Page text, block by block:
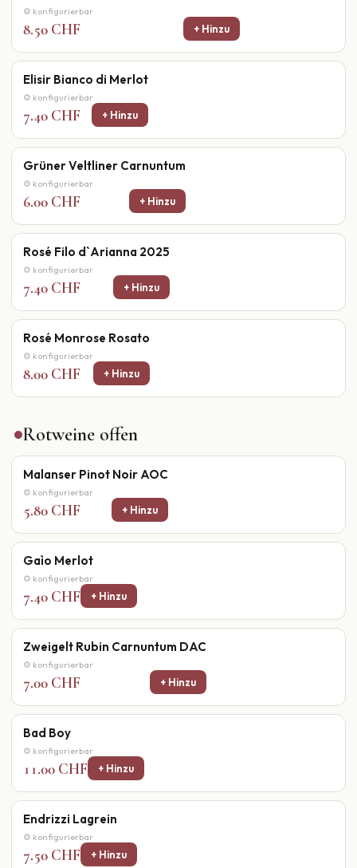
⚙ konfigurierbar
8.50 CHF + Hinzu
Elisir Bianco di Merlot
⚙ konfigurierbar
7.40 CHF + Hinzu
Grüner Veltliner Carnuntum
⚙ konfigurierbar
6.00 CHF + Hinzu
Rosé Filo d`Arianna 2025
⚙ konfigurierbar
7.40 CHF + Hinzu
Rosé Monrose Rosato
⚙ konfigurierbar
8.00 CHF + Hinzu
Rotweine offen
Malanser Pinot Noir AOC
⚙ konfigurierbar
5.80 CHF + Hinzu
Gaìo Merlot
⚙ konfigurierbar
7.40 CHF + Hinzu
Zweigelt Rubin Carnuntum DAC
⚙ konfigurierbar
7.00 CHF + Hinzu
Bad Boy
⚙ konfigurierbar
11.00 CHF + Hinzu
Endrizzi Lagrein
⚙ konfigurierbar
7.50 CHF + Hinzu